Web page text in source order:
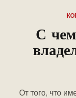
С
От того, что